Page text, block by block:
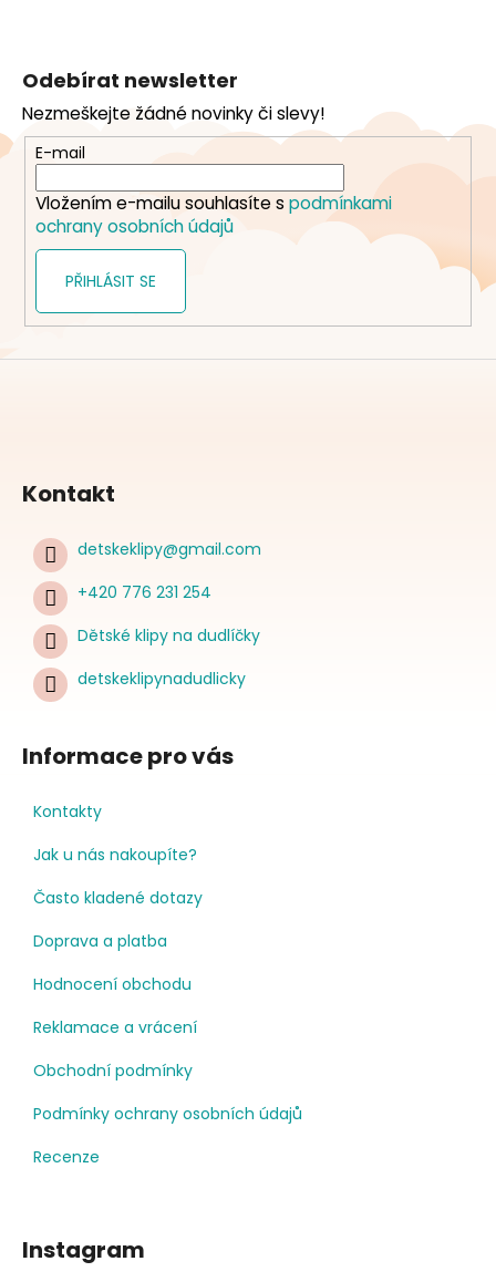
a
t
Odebírat newsletter
Nezmeškejte žádné novinky či slevy!
E-mail
Vložením e-mailu souhlasíte s podmínkami
ochrany osobních údajů
PŘIHLÁSIT SE
Kontakt
detskeklipy@gmail.com
+420 776 231 254
Dětské klipy na dudlíčky
detskeklipynadudlicky
Informace pro vás
Kontakty
Jak u nás nakoupíte?
Často kladené dotazy
Doprava a platba
Hodnocení obchodu
Reklamace a vrácení
Obchodní podmínky
Podmínky ochrany osobních údajů
Recenze
Instagram